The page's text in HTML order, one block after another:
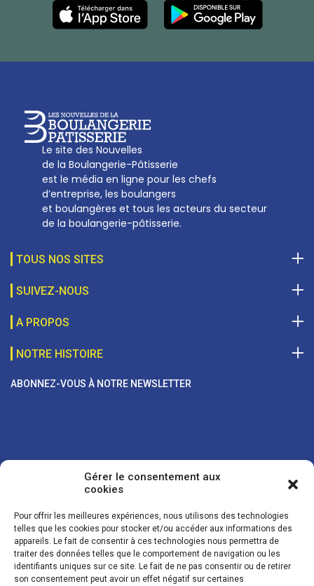
Gérer le consentement aux
cookies
Pour offrir les meilleures expériences, nous utilisons des technologies
telles que les cookies pour stocker et/ou accéder aux informations des
appareils. Le fait de consentir à ces technologies nous permettra de
traiter des données telles que le comportement de navigation ou les
identifiants uniques sur ce site. Le fait de ne pas consentir ou de retirer
son consentement peut avoir un effet négatif sur certaines
Le site des Nouvelles
de la Boulangerie-Pâtisserie
est le média en ligne pour les chefs
d’entreprise, les boulangers
et boulangères et tous les acteurs du secteur
de la boulangerie-pâtisserie.
TOUS NOS SITES
SUIVEZ-NOUS
A PROPOS
Les Nouvelles de la Boulangerie-Pâtisserie Française
27, av d’Eylau - 75782 Paris Cédex 16
01 53 70 16 25
NOTRE HISTOIRE
ABONNEZ-VOUS À NOTRE NEWSLETTER
Vos coordonnées sont uniquement utilisées pour vous envoyer des
lettres d'information sur nos activités. Vous pouvez à tout moment